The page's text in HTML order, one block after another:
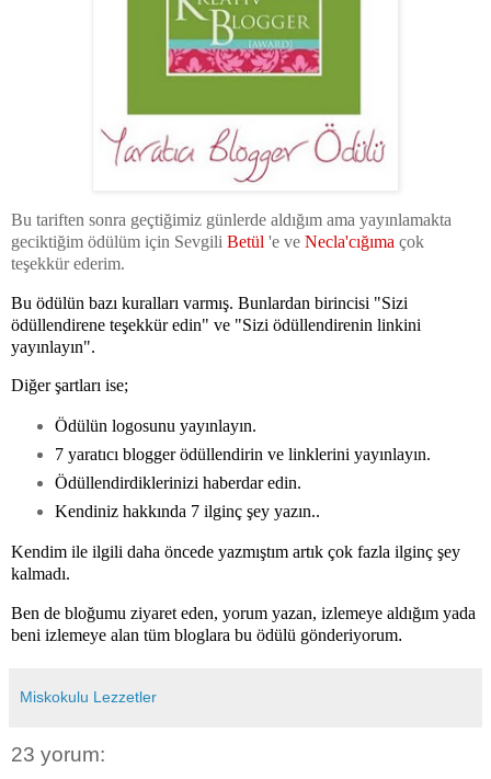
Bu tariften sonra geçtiğimiz günlerde aldığım ama yayınlamakta
geciktiğim ödülüm için Sevgili Betül 'e ve Necla'cığıma çok
teşekkür ederim.
Bu ödülün bazı kuralları varmış. Bunlardan birincisi "Sizi
ödüllendirene teşekkür edin" ve "Sizi ödüllendirenin linkini
yayınlayın".
Diğer şartları ise;
Ödülün logosunu yayınlayın.
7 yaratıcı blogger ödüllendirin ve linklerini yayınlayın.
Ödüllendirdiklerinizi haberdar edin.
Kendiniz hakkında 7 ilginç şey yazın..
Kendim ile ilgili daha öncede yazmıştım artık çok fazla ilginç şey
kalmadı.
Ben de bloğumu ziyaret eden, yorum yazan, izlemeye aldığım yada
beni izlemeye alan tüm bloglara bu ödülü gönderiyorum.
Miskokulu Lezzetler
23 yorum: